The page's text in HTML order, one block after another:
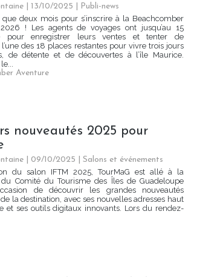
| 13/10/2025
Publi-news
que deux mois pour s’inscrire à la Beachcomber
! Les agents de voyages ont jusqu’au 15
pour enregistrer leurs ventes et tenter de
des 18 places restantes pour vivre trois jours
de détente et de découvertes à l’île Maurice.
Aventure
nouveautés 2025 pour
| 09/10/2025
Salons et événements
du salon IFTM 2025, TourMaG est allé à la
Comité du Tourisme des Îles de Guadeloupe
de découvrir les grandes nouveautés
de la destination, avec ses nouvelles adresses haut
et ses outils digitaux innovants. Lors du rendez-